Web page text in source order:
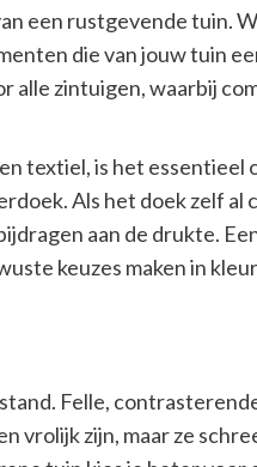
een rustgevende tuin.
die van jouw tuin
alle zintuigen, waarbij
textiel, is het essentieel
Als het doek zelf al
aan de drukte.
keuzes maken in
Felle,
vrolijk zijn, maar ze